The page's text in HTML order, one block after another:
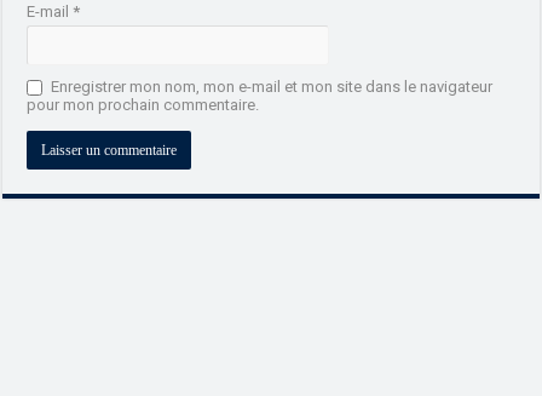
E-mail*
Enregistrer mon nom, mon e-mail et mon site dans le navigateur
pour mon prochain commentaire.